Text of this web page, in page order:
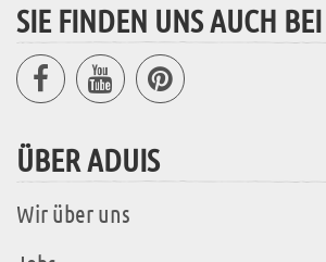
SIE FINDEN UNS AUCH BEI
ÜBER ADUIS
Wir über uns